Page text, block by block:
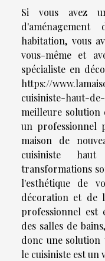
Si vous avez
habitation, vous
vous-même et
spécialiste en
https://
cuisiniste-haut-
meilleure solution
un
maison de
cuisiniste
transformations
l'esthétique de
décoration et de
professionnel est
des salles de
donc une solution
le cuisiniste est un